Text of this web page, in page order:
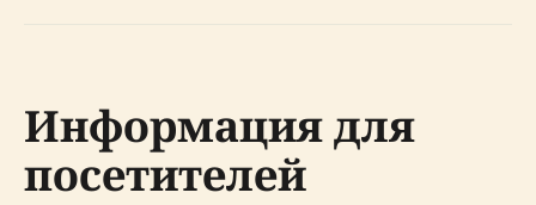
Информация для
посетителей